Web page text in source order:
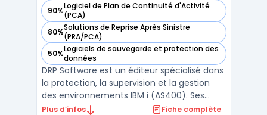
90%Logiciel de Plan de Continuité d'Activité
(PCA)
— voir DRP Software dans cette catégorie
80%Solutions de Reprise Après Sinistre
(PRA/PCA)
— voir DRP Software dans cette catégorie
50%Logiciels de sauvegarde et protection des
données
— voir DRP Software dans cette catégorie
DRP Software est un éditeur spécialisé dans
la protection, la supervision et la gestion
des environnements IBM i (AS400). Ses
solutions innovantes permettent aux
Plus d’infos Fiche complète